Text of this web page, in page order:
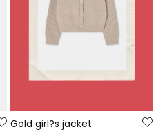
Gold girl?s jacket